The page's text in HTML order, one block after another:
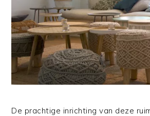
De prachtige inrichting van deze